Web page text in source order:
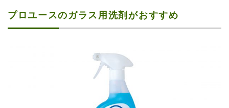
プロユースのガラス用洗剤がおすすめ